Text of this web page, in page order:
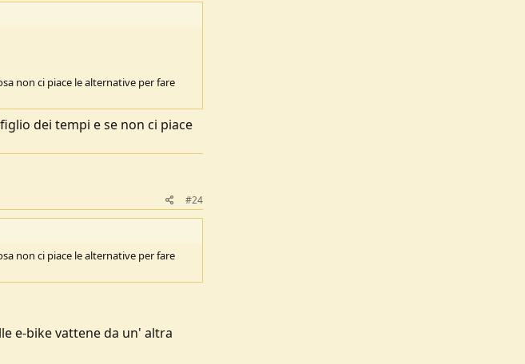
non ci piace le alternative per fare
dei tempi e se non ci piace
#24
non ci piace le alternative per fare
e-bike vattene da un' altra